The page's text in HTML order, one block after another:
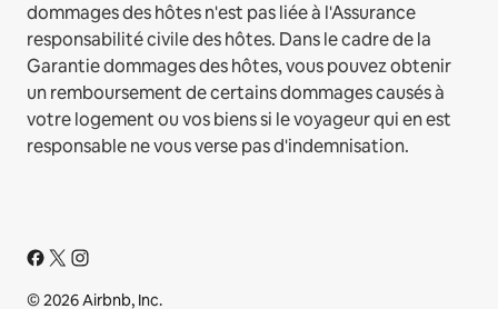
dommages des hôtes n'est pas liée à l'Assurance
responsabilité civile des hôtes. Dans le cadre de la
Garantie dommages des hôtes, vous pouvez obtenir
un remboursement de certains dommages causés à
votre logement ou vos biens si le voyageur qui en est
responsable ne vous verse pas d'indemnisation.
© 2026 Airbnb, Inc.